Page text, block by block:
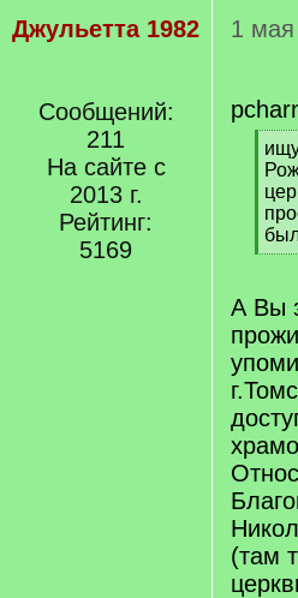
Джульетта 1982
Сообщений:
211
На сайте с
2013 г.
Рейтинг:
5169
1
[
q
]
[
q
]
А Вы
(там